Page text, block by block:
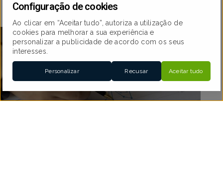
Configuração de cookies
Ao clicar em “Aceitar tudo”, autoriza a utilização de
cookies para melhorar a sua experiência e
personalizar a publicidade de acordo com os seus
interesses.
Personalizar Recusar Aceitar tudo